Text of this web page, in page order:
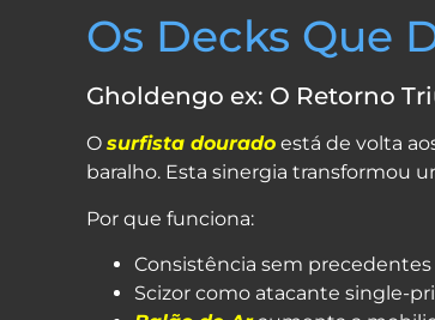
Os Decks Que
Gholdengo ex: O Retorno
O surfista dourado está de volta
baralho. Esta sinergia transformou
Por que funciona:
Consistência sem
Scizor como atacante single-